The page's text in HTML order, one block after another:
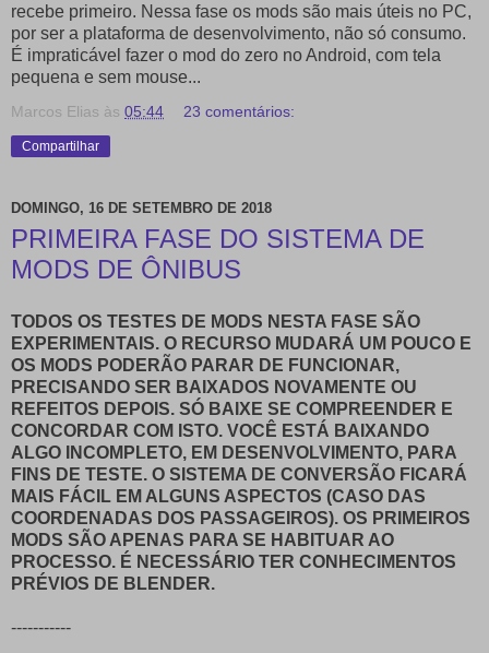
recebe primeiro. Nessa fase os mods são mais úteis no PC,
por ser a plataforma de desenvolvimento, não só consumo.
É impraticável fazer o mod do zero no Android, com tela
pequena e sem mouse...
Marcos Elias às 05:44 23 comentários:
Compartilhar
DOMINGO, 16 DE SETEMBRO DE 2018
PRIMEIRA FASE DO SISTEMA DE
MODS DE ÔNIBUS
TODOS OS TESTES DE MODS NESTA FASE SÃO
EXPERIMENTAIS. O RECURSO MUDARÁ UM POUCO E
OS MODS PODERÃO PARAR DE FUNCIONAR,
PRECISANDO SER BAIXADOS NOVAMENTE OU
REFEITOS DEPOIS. SÓ BAIXE SE COMPREENDER E
CONCORDAR COM ISTO. VOCÊ ESTÁ BAIXANDO
ALGO INCOMPLETO, EM DESENVOLVIMENTO, PARA
FINS DE TESTE. O SISTEMA DE CONVERSÃO FICARÁ
MAIS FÁCIL EM ALGUNS ASPECTOS (CASO DAS
COORDENADAS DOS PASSAGEIROS). OS PRIMEIROS
MODS SÃO APENAS PARA SE HABITUAR AO
PROCESSO. É NECESSÁRIO TER CONHECIMENTOS
PRÉVIOS DE BLENDER.
-----------